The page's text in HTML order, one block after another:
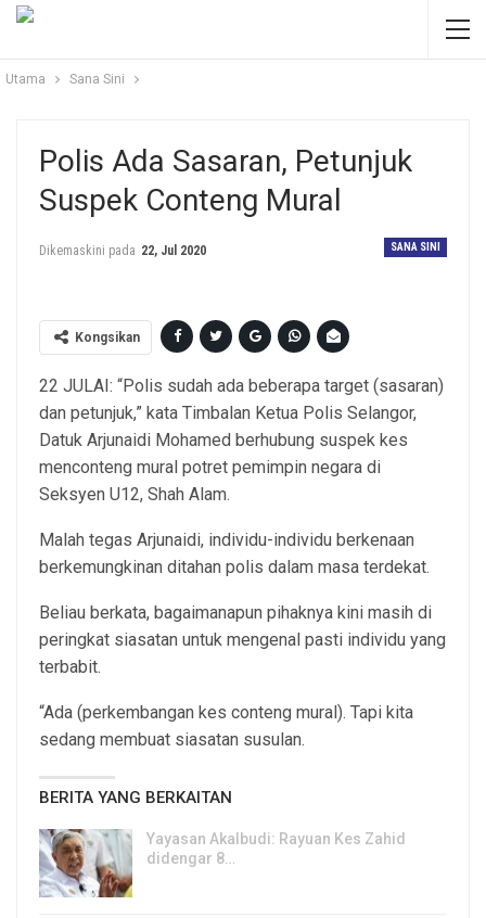
Utama Sana Sini
Polis Ada Sasaran, Petunjuk
Suspek Conteng Mural
SANA SINI
Dikemaskini pada 22, Jul 2020
Kongsikan
22 JULAI: “Polis sudah ada beberapa target (sasaran)
dan petunjuk,” kata Timbalan Ketua Polis Selangor,
Datuk Arjunaidi Mohamed berhubung suspek kes
menconteng mural potret pemimpin negara di
Seksyen U12, Shah Alam.
Malah tegas Arjunaidi, individu-individu berkenaan
berkemungkinan ditahan polis dalam masa terdekat.
Beliau berkata, bagaimanapun pihaknya kini masih di
peringkat siasatan untuk mengenal pasti individu yang
terbabit.
“Ada (perkembangan kes conteng mural). Tapi kita
sedang membuat siasatan susulan.
BERITA YANG BERKAITAN
Yayasan Akalbudi: Rayuan Kes Zahid
didengar 8…